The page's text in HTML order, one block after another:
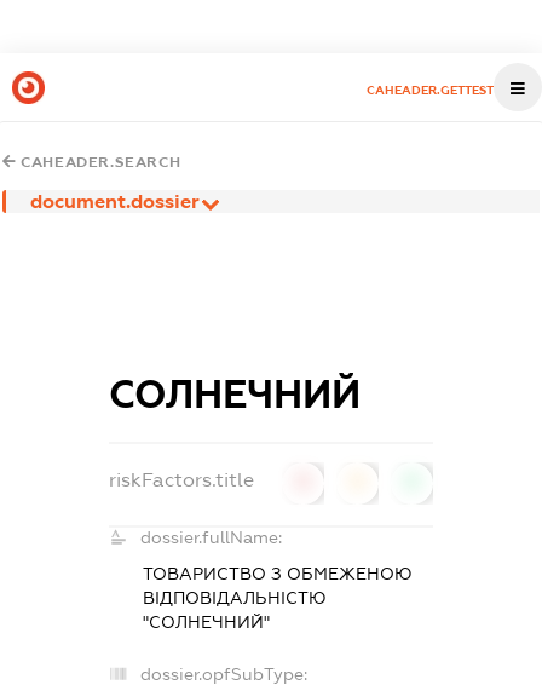
CAHEADER.GETTEST
CAHEADER.SEARCH
document.dossier
СОЛНЕЧНИЙ
riskFactors.title
dossier.fullName:
ТОВАРИСТВО З ОБМЕЖЕНОЮ
ВІДПОВІДАЛЬНІСТЮ
"СОЛНЕЧНИЙ"
dossier.opfSubType: